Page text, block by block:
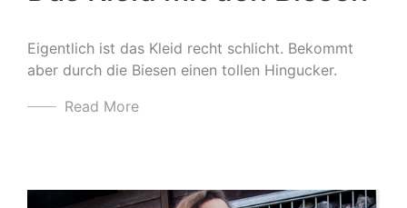
Eigentlich ist das Kleid recht schlicht. Bekommt
aber durch die Biesen einen tollen Hingucker.
Read More